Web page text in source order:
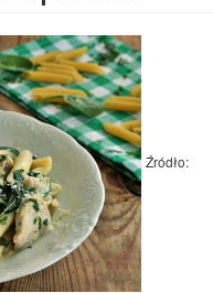
Źródło: